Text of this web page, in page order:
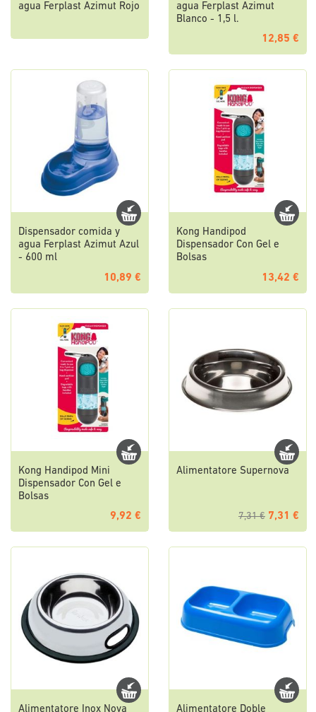
agua Ferplast Azimut Rojo
agua Ferplast Azimut
Blanco - 1,5 l.
12,85 €
Dispensador comida y
agua Ferplast Azimut Azul
- 600 ml
10,89 €
Kong Handipod
Dispensador Con Gel e
Bolsas
13,42 €
Kong Handipod Mini
Dispensador Con Gel e
Bolsas
9,92 €
Alimentatore Supernova
7,31 € 7,31 €
Alimentatore Inox Nova Alimentatore Doble